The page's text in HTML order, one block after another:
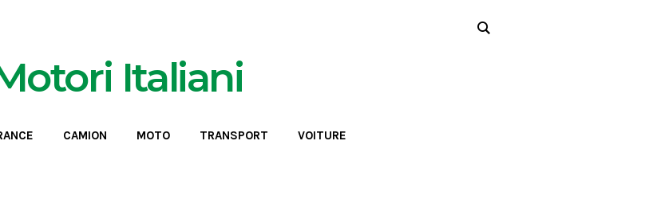
Italiani
CAMION MOTO TRANSPORT VOITURE